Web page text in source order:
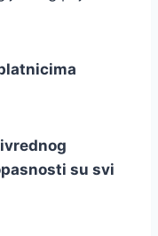
su svi